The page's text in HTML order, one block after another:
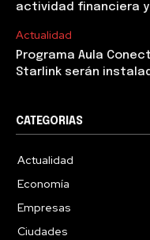
actividad financiera y
Actualidad
Programa Aula
Starlink serán
CATEGORIAS
Actualidad
Economía
Empresas
Ciudades